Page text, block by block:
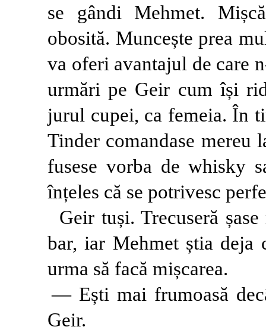
se gândi Mehmet.
obosită. Muncește prea
va oferi avantajul de care
urmări pe Geir cum își
jurul cupei, ca femeia. În
Tinder comandase mereu
fusese vorba de whisky
înțeles că se potrivesc
Geir tuși. Trecuseră
bar, iar Mehmet știa deja
urma să facă mișcarea.
— Ești mai frumoasă
Geir.